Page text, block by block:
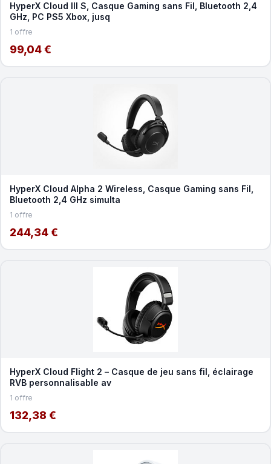
HyperX Cloud III S, Casque Gaming sans Fil, Bluetooth 2,4
GHz, PC PS5 Xbox, jusq
1 offre
99,04 €
HyperX Cloud Alpha 2 Wireless, Casque Gaming sans Fil,
Bluetooth 2,4 GHz simulta
1 offre
244,34 €
HyperX Cloud Flight 2 – Casque de jeu sans fil, éclairage
RVB personnalisable av
1 offre
132,38 €